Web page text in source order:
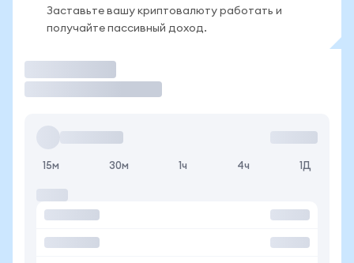
Заставьте вашу криптовалюту работать и
получайте пассивный доход.
15м 30м 1ч 4ч 1Д